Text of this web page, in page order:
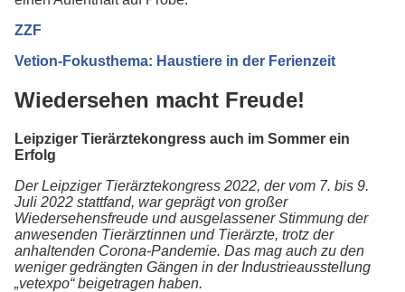
ZZF
Vetion-Fokusthema: Haustiere in der Ferienzeit
Wiedersehen macht Freude!
Leipziger Tierärztekongress auch im Sommer ein
Erfolg
Der Leipziger Tierärztekongress 2022, der vom 7. bis 9.
Juli 2022 stattfand, war geprägt von großer
Wiedersehensfreude und ausgelassener Stimmung der
anwesenden Tierärztinnen und Tierärzte, trotz der
anhaltenden Corona-Pandemie. Das mag auch zu den
weniger gedrängten Gängen in der Industrieausstellung
„vetexpo“ beigetragen haben.